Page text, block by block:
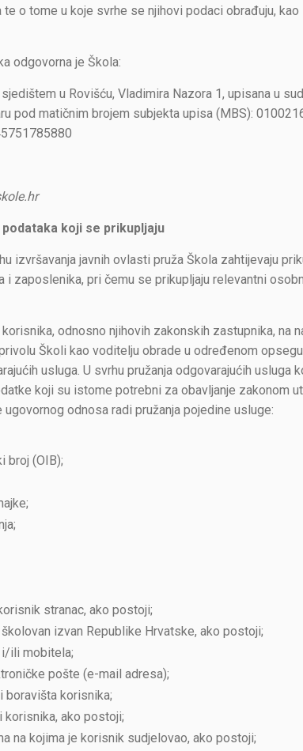
te o tome u koje svrhe se njihovi podaci obrađuju,
odgovorna je Škola:
u Rovišću, Vladimira Nazora 1, upisana u
pod matičnim brojem subjekta upisa (MBS):
koji se prikupljaju
izvršavanja javnih ovlasti pruža Škola zahtijevaju
i zaposlenika, pri čemu se prikupljaju relevantni
odnosno njihovih zakonskih zastupnika, na
Školi kao voditelju obrade u određenom
usluga. U svrhu pružanja odgovarajućih usluga
koji su istome potrebni za obavljanje zakonom
odnosa radi pružanja pojedine usluge:
broj (OIB);
stranac, ako postoji;
izvan Republike Hrvatske, ako postoji;
ili mobitela;
pošte (e-mail adresa);
boravišta korisnika;
ako postoji;
na kojima je korisnik sudjelovao, ako postoji;